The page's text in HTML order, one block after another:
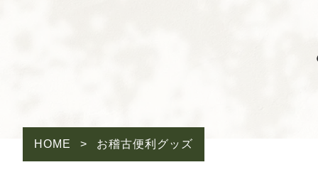
HOME > お稽古便利グッズ